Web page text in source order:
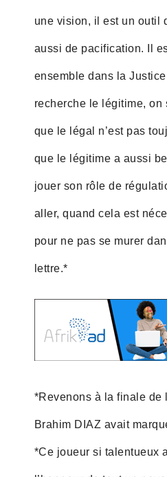
une vision, il est un outil
aussi de pacification. Il
ensemble dans la
recherche le légitime, on
que le légal n’est pas
que le légitime a aussi
jouer son rôle de
aller, quand cela est
pour ne pas se murer
lettre.*
*Revenons à la finale de
Brahim DIAZ avait
*Ce joueur si talentueux